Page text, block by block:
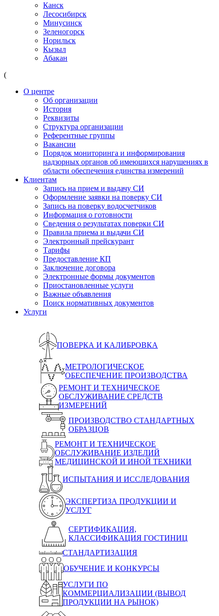
Канск
Лесосибирск
Минусинск
Зеленогорск
Норильск
Кызыл
Абакан
(
О центре
Об организации
История
Реквизиты
Структура организации
Референтные группы
Вакансии
Порядок мониторинга и информирования
надзорных органов об имеющихся нарушениях в
области обеспечения единства измерений
Клиентам
Запись на прием и выдачу СИ
Оформление заявки на поверку СИ
Запись на поверку водосчетчиков
Информация о готовности
Сведения о результатах поверки СИ
Правила приема и выдачи СИ
Электронный прейскурант
Тарифы
Предоставление КП
Заключение договора
Электронные формы документов
Приостановленные услуги
Важные объявления
Поиск нормативных документов
Услуги
ПОВЕРКА И КАЛИБРОВКА
МЕТРОЛОГИЧЕСКОЕ
ОБЕСПЕЧЕНИЕ ПРОИЗВОДСТВА
РЕМОНТ И ТЕХНИЧЕСКОЕ
ОБСЛУЖИВАНИЕ СРЕДСТВ
ИЗМЕРЕНИЙ
ПРОИЗВОДСТВО СТАНДАРТНЫХ
ОБРАЗЦОВ
РЕМОНТ И ТЕХНИЧЕСКОЕ
ОБСЛУЖИВАНИЕ ИЗДЕЛИЙ
МЕДИЦИНСКОЙ И ИНОЙ ТЕХНИКИ
ИСПЫТАНИЯ И ИССЛЕДОВАНИЯ
ЭКСПЕРТИЗА ПРОДУКЦИИ И
УСЛУГ
СЕРТИФИКАЦИЯ,
КЛАССИФИКАЦИЯ ГОСТИНИЦ
СТАНДАРТИЗАЦИЯ
ОБУЧЕНИЕ И КОНКУРСЫ
УСЛУГИ ПО
КОММЕРЦИАЛИЗАЦИИ (ВЫВОД
ПРОДУКЦИИ НА РЫНОК)